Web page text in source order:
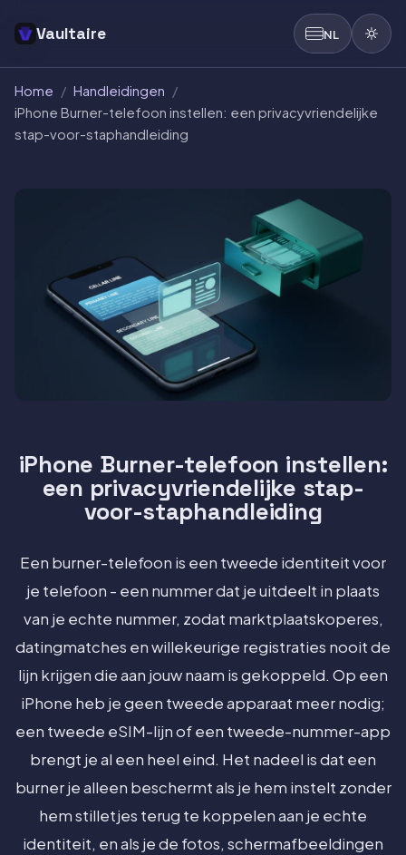
Vaultaire NL
Home / Handleidingen /
iPhone Burner-telefoon instellen: een privacyvriendelijke
stap-voor-staphandleiding
iPhone Burner-telefoon instellen:
een privacyvriendelijke stap-
voor-staphandleiding
Een burner-telefoon is een tweede identiteit voor
je telefoon - een nummer dat je uitdeelt in plaats
van je echte nummer, zodat marktplaatskoperes,
datingmatches en willekeurige registraties nooit de
lijn krijgen die aan jouw naam is gekoppeld. Op een
iPhone heb je geen tweede apparaat meer nodig;
een tweede eSIM-lijn of een tweede-nummer-app
brengt je al een heel eind. Het nadeel is dat een
burner je alleen beschermt als je hem instelt zonder
hem stilletjes terug te koppelen aan je echte
identiteit, en als je de fotos, schermafbeeldingen